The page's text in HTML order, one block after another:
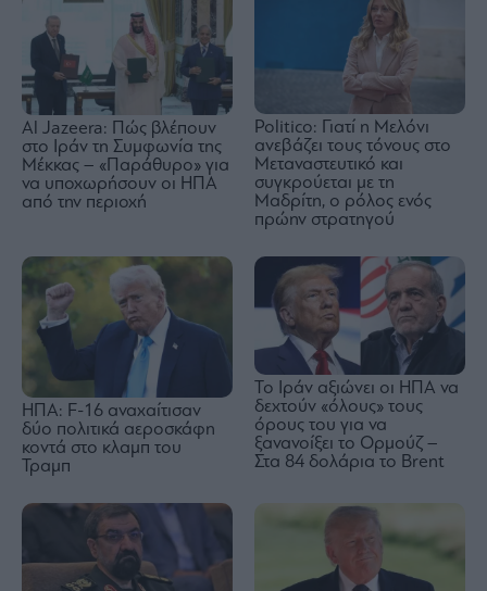
Al Jazeera: Πώς βλέπουν
στο Ιράν τη Συμφωνία της
Μέκκας – «Παράθυρο» για
να υποχωρήσουν οι ΗΠΑ
από την περιοχή
Politico: Γιατί η Μελόνι
ανεβάζει τους τόνους στο
Μεταναστευτικό και
συγκρούεται με τη
Μαδρίτη, ο ρόλος ενός
πρώην στρατηγού
ΗΠΑ: F-16 αναχαίτισαν
δύο πολιτικά αεροσκάφη
κοντά στο κλαμπ του
Τραμπ
Το Ιράν αξιώνει οι ΗΠΑ να
δεχτούν «όλους» τους
όρους του για να
ξανανοίξει το Ορμούζ –
Στα 84 δολάρια το Brent